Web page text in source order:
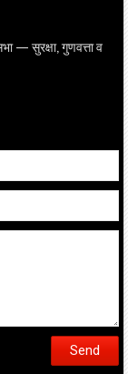
— सुरक्षा, गुणवत्ता व